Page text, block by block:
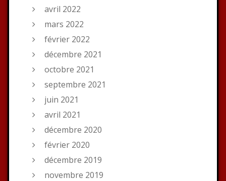
avril 2022
mars 2022
février 2022
décembre 2021
octobre 2021
septembre 2021
juin 2021
avril 2021
décembre 2020
février 2020
décembre 2019
novembre 2019